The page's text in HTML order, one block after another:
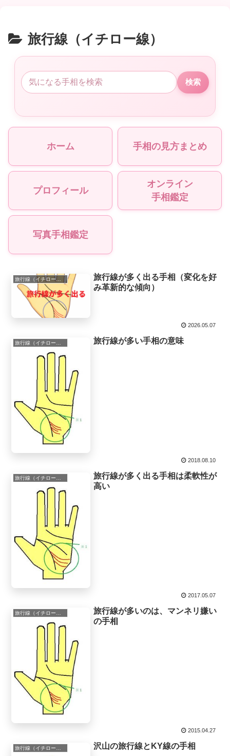
旅行線（イチロー線）
検索
ホーム 手相の見方まとめ
プロフィール
オンライン
手相鑑定
写真手相鑑定
旅行線（イチロー線）
旅行線が多く出る手相（変化を好
み革新的な傾向）
2026.05.07
旅行線が多い手相の意味
2018.08.10
旅行線が多く出る手相は柔軟性が
高い
2017.05.07
旅行線が多いのは、マンネリ嫌い
の手相
2015.04.27
沢山の旅行線とKY線の手相